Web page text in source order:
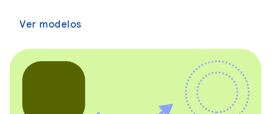
Ver modelos